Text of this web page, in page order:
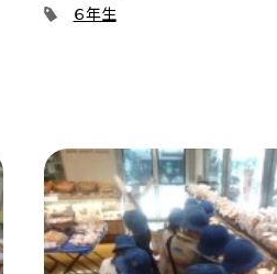
６年生